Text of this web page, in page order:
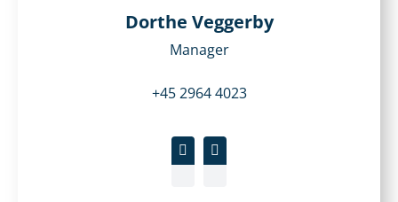
Dorthe Veggerby
Manager
+45 2964 4023